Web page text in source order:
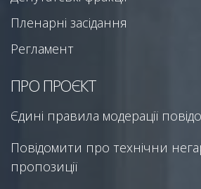
Пленарні засідання
Регламент
ПРО ПРОЄКТ
Єдині правила модерації
Повідомити про технічни
пропозиції